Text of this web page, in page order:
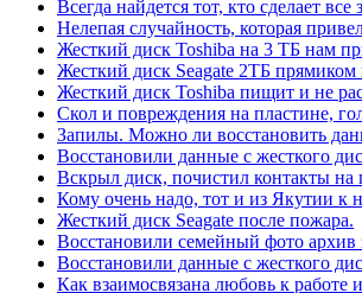
Всегда найдется тот, кто сделает все
Нелепая случайность, которая
Жесткий диск Toshiba на 3 ТБ нам
Жесткий диск Seagate 2ТБ
Жесткий диск Toshiba пищит и не
Скол и повреждения на пластине,
Запилы. Можно ли восстановить
Восстановили данные с жесткого
Вскрыл диск, почистил контакты на
Кому очень надо, тот и из Якутии к
Жесткий диск Seagate после пожара.
Восстановили семейный фото архив
Восстановили данные с жесткого
Как взаимосвязана любовь к